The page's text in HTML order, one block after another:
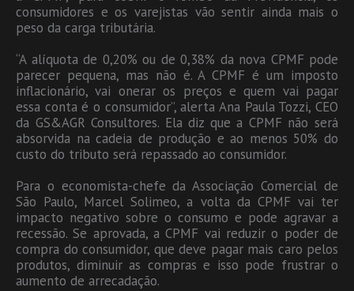
consumidores e os varejistas vão sentir ainda mais o
peso da carga tributária.
“A alíquota de 0,20% ou de 0,38% da nova CPMF pode
parecer pequena, mas não é. A CPMF é um imposto
inflacionário, vai onerar os preços e quem vai pagar
essa conta é o consumidor”, alerta Ana Paula Tozzi, CEO
da GS&AGR Consultores. Ela diz que a CPMF não será
absorvida na cadeia de produção e ao menos 50% do
custo do tributo será repassado ao consumidor.
Para o economista-chefe da Associação Comercial de
São Paulo, Marcel Solimeo, a volta da CPMF vai ter
impacto negativo sobre o consumo e pode agravar a
recessão. Se aprovada, a CPMF vai reduzir o poder de
compra do consumidor, que deve pagar mais caro pelos
produtos, diminuir as compras e isso pode frustrar o
aumento de arrecadação.